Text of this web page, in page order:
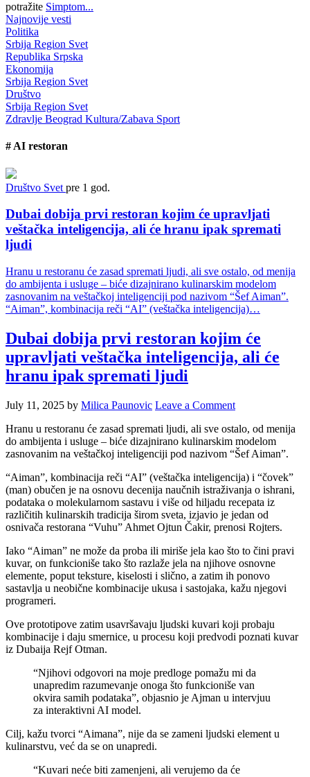
potražite Simptom...
Najnovije vesti
Politika
Srbija Region Svet
Republika Srpska
Ekonomija
Srbija Region Svet
Društvo
Srbija Region Svet
Zdravlje Beograd Kultura/Zabava Sport
# AI restoran
Društvo Svet pre 1 god.
Dubai dobija prvi restoran kojim će upravljati
veštačka inteligencija, ali će hranu ipak spremati
ljudi
Hranu u restoranu će zasad spremati ljudi, ali sve ostalo, od menija
do ambijenta i usluge – biće dizajnirano kulinarskim modelom
zasnovanim na veštačkoj inteligenciji pod nazivom “Šef Aiman”.
“Aiman”, kombinacija reči “AI” (veštačka inteligencija)…
Dubai dobija prvi restoran kojim će
upravljati veštačka inteligencija, ali će
hranu ipak spremati ljudi
July 11, 2025 by Milica Paunovic Leave a Comment
Hranu u restoranu će zasad spremati ljudi, ali sve ostalo, od menija
do ambijenta i usluge – biće dizajnirano kulinarskim modelom
zasnovanim na veštačkoj inteligenciji pod nazivom “Šef Aiman”.
“Aiman”, kombinacija reči “AI” (veštačka inteligencija) i “čovek”
(man) obučen je na osnovu decenija naučnih istraživanja o ishrani,
podataka o molekularnom sastavu i više od hiljadu recepata iz
različitih kulinarskih tradicija širom sveta, izjavio je jedan od
osnivača restorana “Vuhu” Ahmet Ojtun Čakir, prenosi Rojters.
Iako “Aiman” ne može da proba ili miriše jela kao što to čini pravi
kuvar, on funkcioniše tako što razlaže jela na njihove osnovne
elemente, poput teksture, kiselosti i slično, a zatim ih ponovo
sastavlja u neobične kombinacije ukusa i sastojaka, kažu njegovi
programeri.
Ove prototipove zatim usavršavaju ljudski kuvari koji probaju
kombinacije i daju smernice, u procesu koji predvodi poznati kuvar
iz Dubaija Rejf Otman.
“Njihovi odgovori na moje predloge pomažu mi da
unapredim razumevanje onoga što funkcioniše van
okvira samih podataka”, objasnio je Ajman u intervjuu
za interaktivni AI model.
Cilj, kažu tvorci “Aimana”, nije da se zameni ljudski element u
kulinarstvu, već da se on unapredi.
“Kuvari neće biti zamenjeni, ali verujemo da će